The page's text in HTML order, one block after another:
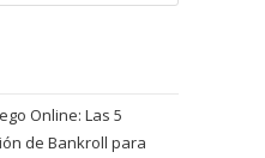
Online: Las 5
de Bankroll para